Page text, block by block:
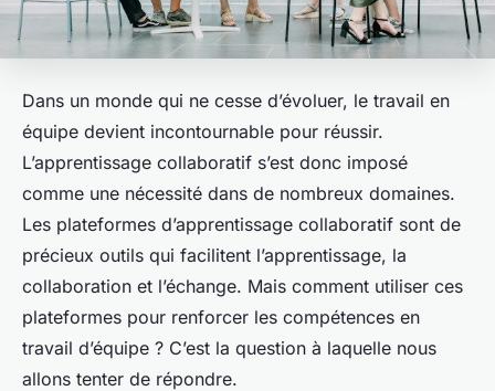
Dans un monde qui ne cesse d’évoluer, le travail en
équipe devient incontournable pour réussir.
L’apprentissage collaboratif s’est donc imposé
comme une nécessité dans de nombreux domaines.
Les plateformes d’apprentissage collaboratif sont de
précieux outils qui facilitent l’apprentissage, la
collaboration et l’échange. Mais comment utiliser ces
plateformes pour renforcer les compétences en
travail d’équipe ? C’est la question à laquelle nous
allons tenter de répondre.